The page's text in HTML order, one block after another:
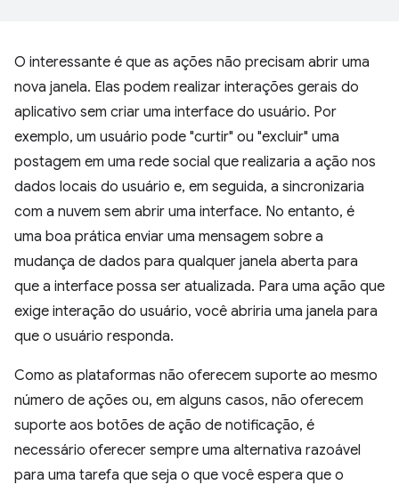
O interessante é que as ações não precisam abrir uma
nova janela. Elas podem realizar interações gerais do
aplicativo sem criar uma interface do usuário. Por
exemplo, um usuário pode "curtir" ou "excluir" uma
postagem em uma rede social que realizaria a ação nos
dados locais do usuário e, em seguida, a sincronizaria
com a nuvem sem abrir uma interface. No entanto, é
uma boa prática enviar uma mensagem sobre a
mudança de dados para qualquer janela aberta para
que a interface possa ser atualizada. Para uma ação que
exige interação do usuário, você abriria uma janela para
que o usuário responda.
Como as plataformas não oferecem suporte ao mesmo
número de ações ou, em alguns casos, não oferecem
suporte aos botões de ação de notificação, é
necessário oferecer sempre uma alternativa razoável
para uma tarefa que seja o que você espera que o